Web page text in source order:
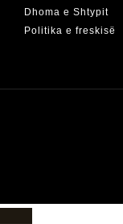
Dhoma e Shtypit
Politika e freskisë